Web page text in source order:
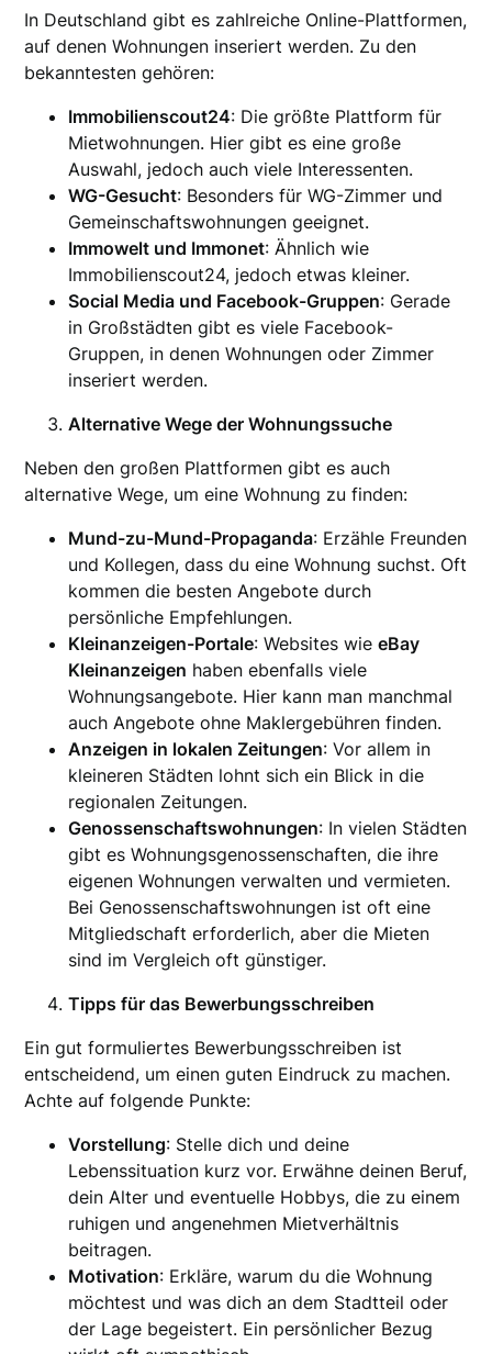
In Deutschland gibt es zahlreiche Online-Plattformen,
auf denen Wohnungen inseriert werden. Zu den
bekanntesten gehören:
Immobilienscout24: Die größte Plattform für
Mietwohnungen. Hier gibt es eine große
Auswahl, jedoch auch viele Interessenten.
WG-Gesucht: Besonders für WG-Zimmer und
Gemeinschaftswohnungen geeignet.
Immowelt und Immonet: Ähnlich wie
Immobilienscout24, jedoch etwas kleiner.
Social Media und Facebook-Gruppen: Gerade
in Großstädten gibt es viele Facebook-
Gruppen, in denen Wohnungen oder Zimmer
inseriert werden.
Alternative Wege der Wohnungssuche
Neben den großen Plattformen gibt es auch
alternative Wege, um eine Wohnung zu finden:
Mund-zu-Mund-Propaganda: Erzähle Freunden
und Kollegen, dass du eine Wohnung suchst. Oft
kommen die besten Angebote durch
persönliche Empfehlungen.
Kleinanzeigen-Portale: Websites wieeBay
Kleinanzeigen haben ebenfalls viele
Wohnungsangebote. Hier kann man manchmal
auch Angebote ohne Maklergebühren finden.
Anzeigen in lokalen Zeitungen: Vor allem in
kleineren Städten lohnt sich ein Blick in die
regionalen Zeitungen.
Genossenschaftswohnungen: In vielen Städten
gibt es Wohnungsgenossenschaften, die ihre
eigenen Wohnungen verwalten und vermieten.
Bei Genossenschaftswohnungen ist oft eine
Mitgliedschaft erforderlich, aber die Mieten
sind im Vergleich oft günstiger.
Tipps für das Bewerbungsschreiben
Ein gut formuliertes Bewerbungsschreiben ist
entscheidend, um einen guten Eindruck zu machen.
Achte auf folgende Punkte:
Vorstellung: Stelle dich und deine
Lebenssituation kurz vor. Erwähne deinen Beruf,
dein Alter und eventuelle Hobbys, die zu einem
ruhigen und angenehmen Mietverhältnis
beitragen.
Motivation: Erkläre, warum du die Wohnung
möchtest und was dich an dem Stadtteil oder
der Lage begeistert. Ein persönlicher Bezug